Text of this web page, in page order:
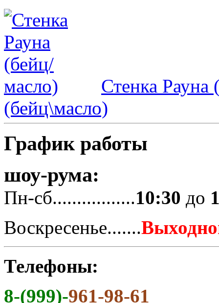
Стенка Рауна
(бейц\масло)
График работы
шоу-рума:
Пн-сб.................10:30 до
Воскресенье.......
Телефоны:
8-(999)-961-98-61